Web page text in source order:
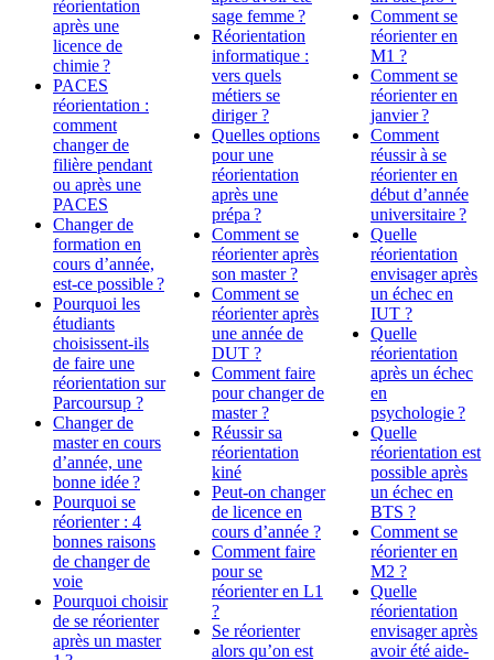
réorientation
après une
licence de
chimie ?
PACES
réorientation :
comment
changer de
filière pendant
ou après une
PACES
Changer de
formation en
cours d’année,
est-ce possible ?
Pourquoi les
étudiants
choisissent-ils
de faire une
réorientation sur
Parcoursup ?
Changer de
master en cours
d’année, une
bonne idée ?
Pourquoi se
réorienter : 4
bonnes raisons
de changer de
voie
Pourquoi choisir
de se réorienter
après un master
sage femme ?
Réorientation
informatique :
vers quels
métiers se
diriger ?
Quelles options
pour une
réorientation
après une
prépa ?
Comment se
réorienter après
son master ?
Comment se
réorienter après
une année de
DUT ?
Comment faire
pour changer de
master ?
Réussir sa
réorientation
kiné
Peut-on changer
de licence en
cours d’année ?
Comment faire
pour se
réorienter en L1
?
Se réorienter
alors qu’on est
Comment se
réorienter en
M1 ?
Comment se
réorienter en
janvier ?
Comment
réussir à se
réorienter en
début d’année
universitaire ?
Quelle
réorientation
envisager après
un échec en
IUT ?
Quelle
réorientation
après un échec
en
psychologie ?
Quelle
réorientation est
possible après
un échec en
BTS ?
Comment se
réorienter en
M2 ?
Quelle
réorientation
envisager après
avoir été aide-